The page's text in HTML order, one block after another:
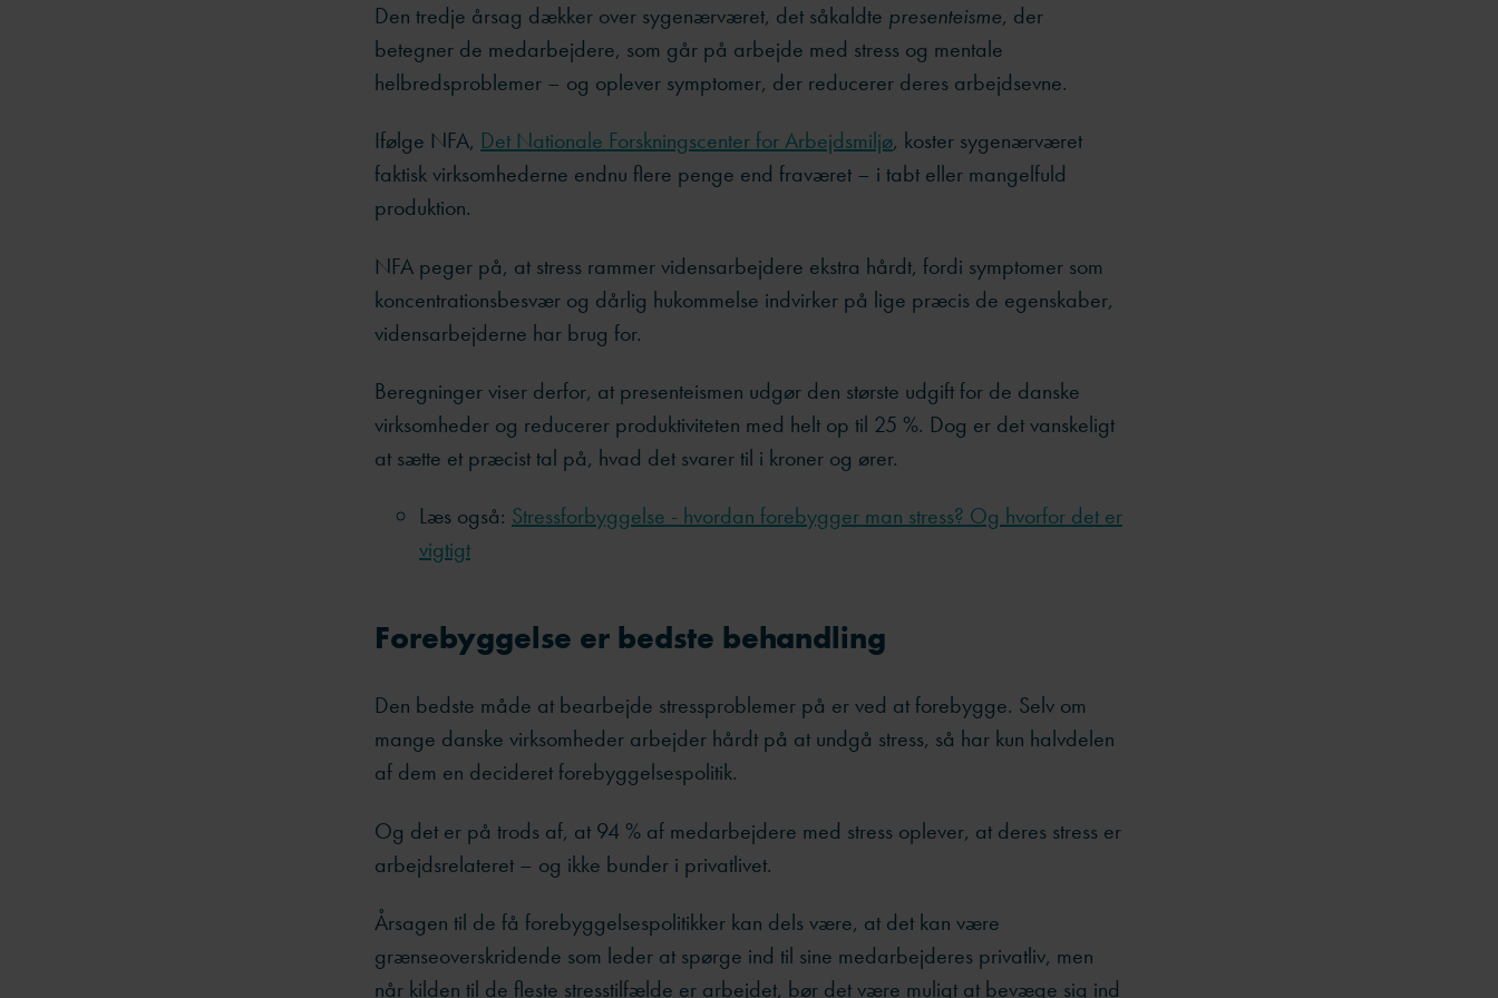
Den tredje årsag dækker over sygenærværet, det såkaldte presenteisme, der
betegner de medarbejdere, som går på arbejde med stress og mentale
helbredsproblemer – og oplever symptomer, der reducerer deres arbejdsevne.
Ifølge NFA, Det Nationale Forskningscenter for Arbejdsmiljø, koster sygenærværet
faktisk virksomhederne endnu flere penge end fraværet – i tabt eller mangelfuld
produktion.
NFA peger på, at stress rammer vidensarbejdere ekstra hårdt, fordi symptomer som
koncentrationsbesvær og dårlig hukommelse indvirker på lige præcis de egenskaber,
vidensarbejderne har brug for.
Beregninger viser derfor, at presenteismen udgør den største udgift for de danske
virksomheder og reducerer produktiviteten med helt op til 25 %. Dog er det vanskeligt
at sætte et præcist tal på, hvad det svarer til i kroner og ører.
Læs også: Stressforbyggelse - hvordan forebygger man stress? Og hvorfor det er
vigtigt
Forebyggelse er bedste behandling
Den bedste måde at bearbejde stressproblemer på er ved at forebygge. Selv om
mange danske virksomheder arbejder hårdt på at undgå stress, så har kun halvdelen
af dem en decideret forebyggelsespolitik.
Og det er på trods af, at 94 % af medarbejdere med stress oplever, at deres stress er
arbejdsrelateret – og ikke bunder i privatlivet.
Årsagen til de få forebyggelsespolitikker kan dels være, at det kan være
grænseoverskridende som leder at spørge ind til sine medarbejderes privatliv, men
når kilden til de fleste stresstilfælde er arbejdet, bør det være muligt at bevæge sig ind